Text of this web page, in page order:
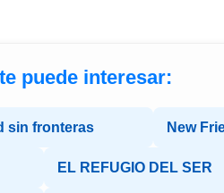
puede interesar:
sin fronteras New
EL REFUGIO DEL SER